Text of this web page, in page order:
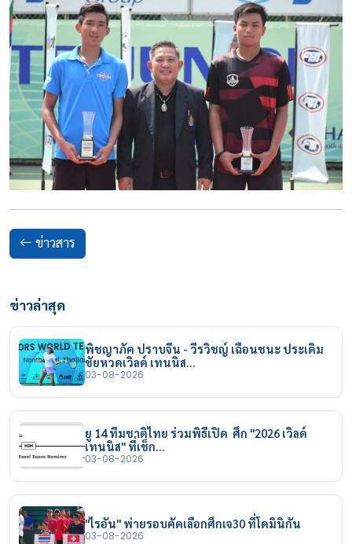
ข่าวสาร
ข่าวล่าสุด
พิชญาภัค ปราบจีน - วีรวิชญ์ เฉือนชนะ ประเดิม
ชัยหวดเวิลด์ เทนนิส…
03-08-2026
ยู 14 ทีมชาติไทย ร่วมพิธีเปิด ศึก "2026 เวิลด์
เทนนิส" ที่เช็ก…
03-08-2026
"ไรอัน" พ่ายรอบคัดเลือกศึกเจ30 ที่โดมินิกัน
03-08-2026